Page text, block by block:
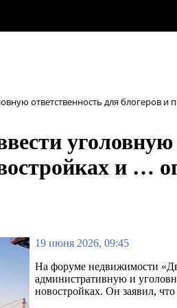
ответственность для блогеров и
уголовную
и …
19 июня 2026, 09:45
На форуме недвижимости
административную и
новостройках. Он заявил,